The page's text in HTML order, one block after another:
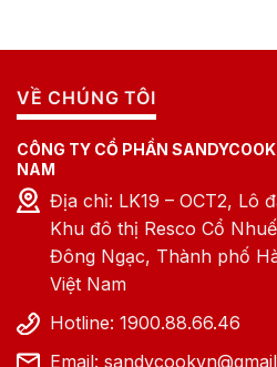
VỀ CHÚNG TÔI
CÔNG TY CỔ PHẦN
NAM
Địa chỉ: LK19 – OCT2, Lô
Khu đô thị Resco Cổ
Đông Ngạc, Thành phố
Việt Nam
Hotline: 1900.88.66.46
Email: